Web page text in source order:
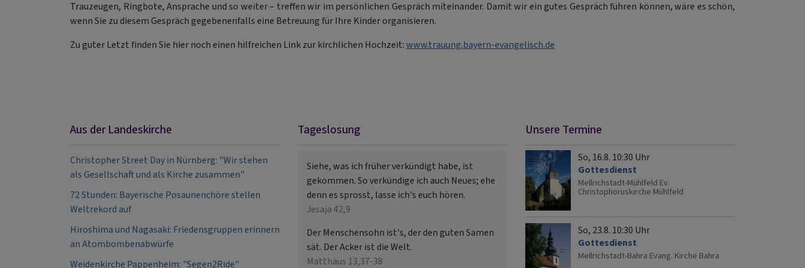
Trauzeugen, Ringbote, Ansprache und so weiter – treffen wir im persönlichen Gespräch miteinander. Damit wir ein gutes Gespräch führen können, wäre es schön,
wenn Sie zu diesem Gespräch gegebenenfalls eine Betreuung für Ihre Kinder organisieren.
Zu guter Letzt finden Sie hier noch einen hilfreichen Link zur kirchlichen Hochzeit:www.trauung.bayern-evangelisch.de
Aus der Landeskirche
Christopher Street Day in Nürnberg: "Wir stehen
als Gesellschaft und als Kirche zusammen"
72 Stunden: Bayerische Posaunenchöre stellen
Weltrekord auf
Hiroshima und Nagasaki: Friedensgruppen erinnern
an Atombombenabwürfe
Weidenkirche Pappenheim: "Segen2Ride"
Tageslosung
Siehe, was ich früher verkündigt habe, ist
gekommen. So verkündige ich auch Neues; ehe
denn es sprosst, lasse ich's euch hören.
Jesaja 42,9
Der Menschensohn ist's, der den guten Samen
sät. Der Acker ist die Welt.
Matthäus 13,37-38
Unsere Termine
So, 16.8. 10:30 Uhr
Gottesdienst
Mellrichstadt-Mühlfeld Ev.
Christophoruskirche Mühlfeld
So, 23.8. 10:30 Uhr
Gottesdienst
Mellrichstadt-Bahra Evang. Kirche Bahra